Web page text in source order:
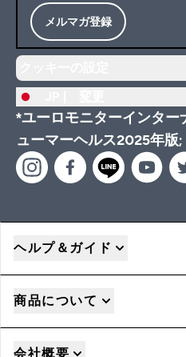
メルマガ登録
*ユーロモニターインター
ューマーヘルス2025年
ヘルプ＆ガイド
商品について
会社概要